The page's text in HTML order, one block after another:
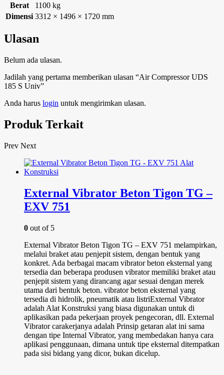
Berat
1100 kg
Dimensi 3312 × 1496 × 1720 mm
Ulasan
Belum ada ulasan.
Jadilah yang pertama memberikan ulasan “Air Compressor UDS
185 S Univ”
Anda harus login untuk mengirimkan ulasan.
Produk Terkait
Prev Next
External Vibrator Beton Tigon TG –
EXV 751
0 out of 5
External Vibrator Beton Tigon TG – EXV 751 melampirkan,
melalui braket atau penjepit sistem, dengan bentuk yang
konkret. Ada berbagai macam vibrator beton eksternal yang
tersedia dan beberapa produsen vibrator memiliki braket atau
penjepit sistem yang dirancang agar sesuai dengan merek
utama dari bentuk beton. vibrator beton eksternal yang
tersedia di hidrolik, pneumatik atau listriExternal Vibrator
adalah Alat Konstruksi yang biasa digunakan untuk di
aplikasikan pada pekerjaan proyek pengecoran, dll. External
Vibrator carakerjanya adalah Prinsip getaran alat ini sama
dengan tipe Internal Vibrator, yang membedakan hanya cara
aplikasi penggunaan, dimana untuk tipe eksternal ditempatkan
pada sisi bidang yang dicor, bukan dicelup.